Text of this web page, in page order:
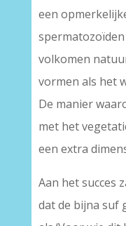
een
volkomen
vormen als het
De manier
met het
een extra
Aan het succes
dat de bijna suf